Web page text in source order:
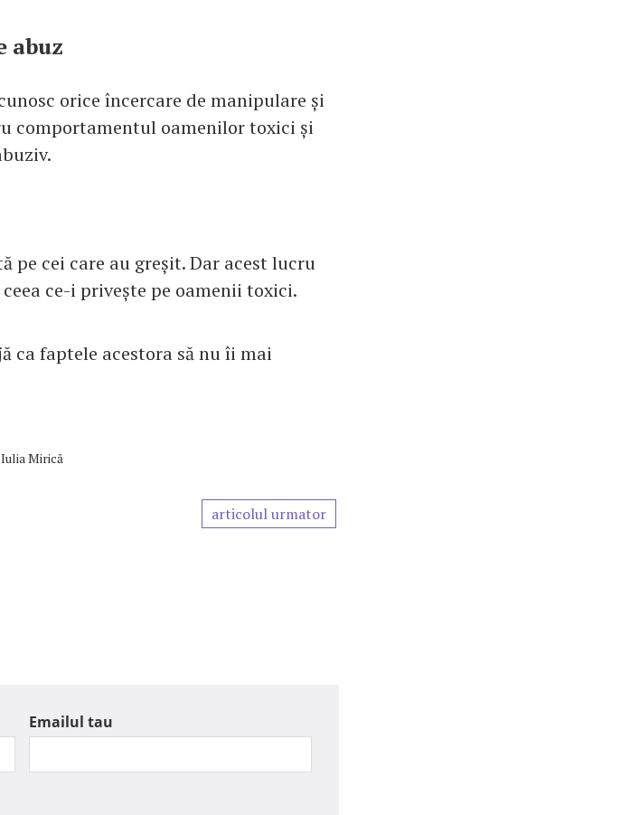
abuz
orice încercare de manipulare și
comportamentul oamenilor toxici și
cei care au greșit. Dar acest lucru
ce-i privește pe oamenii toxici.
ca faptele acestora să nu îi mai
Iulia Mirică
articolul urmator
Emailul tau